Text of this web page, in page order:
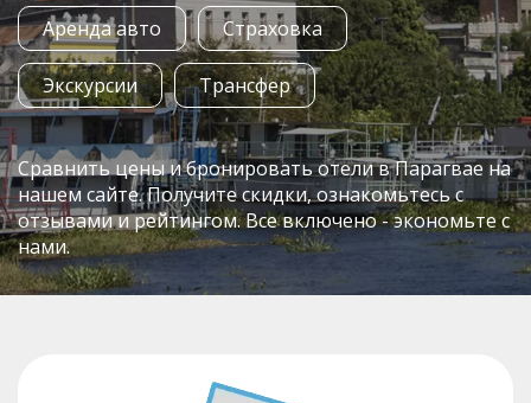
Аренда авто Страховка
Экскурсии Трансфер
Сравнить цены и бронировать отели в Парагвае на
нашем сайте. Получите скидки, ознакомьтесь с
отзывами и рейтингом. Все включено - экономьте с
нами.